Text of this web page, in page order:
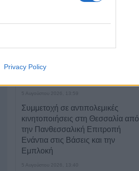
Privacy Policy
ασφαλτόστρωση σε τμήματα των
5 Αυγούστου 2026, 13:59
Συμμετοχή σε αντιπολεμικές
κινητοποιήσεις στη Θεσσαλία από
την Πανθεσσαλική Επιτροπή
Ενάντια στις Βάσεις και την
Εμπλοκή
5 Αυγούστου 2026, 13:40